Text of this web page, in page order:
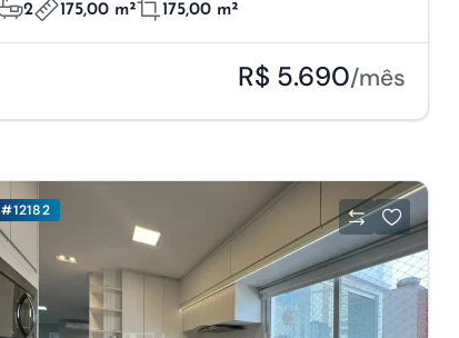
2 175,00 m² 175,00 m²
R$ 5.690/mês
#12182